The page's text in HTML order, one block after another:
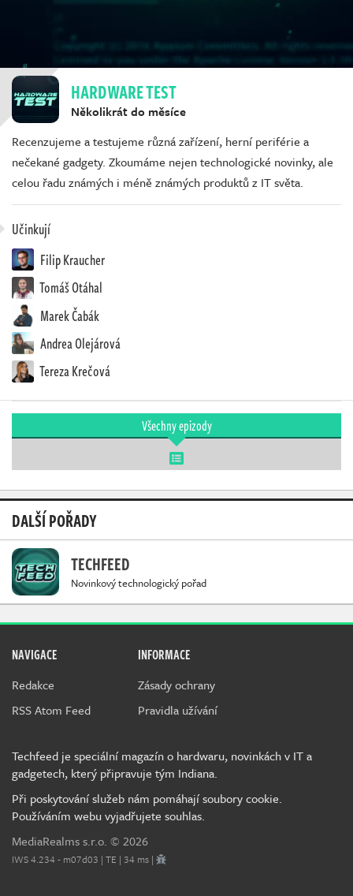
HARDWARE TEST
Několikrát do měsíce
Recenzujeme a testujeme různá zařízení, herní periférie a
nečekané gadgety. Zkoumáme nejen technologické novinky, ale
celou řadu známých i méně známých produktů z IT světa.
Učinkují
Filip Kraucher
Tomáš Otáhal
Marek Čabák
Andrea Olejárová
Tereza Krečová
Všechny epizody
DALŠÍ POŘADY
TECHFEED
Novinkový technologický pořad
NAVIGACE
Redakce
RSS Atom Feed
INFORMACE
Zásady ochrany
Pravidla užívání
Techfeed je speciální magazín o hardwaru, novinkách v IT a
gadgetech, který připravuje tým Indiana.
Při poskytování služeb nám pomáhají soubory cookie.
Používáním webu vyjadřujete souhlas.
MediaRealms s.r.o. © 2026
IWS 4.234 - m07d03 | TE | 34 ms |